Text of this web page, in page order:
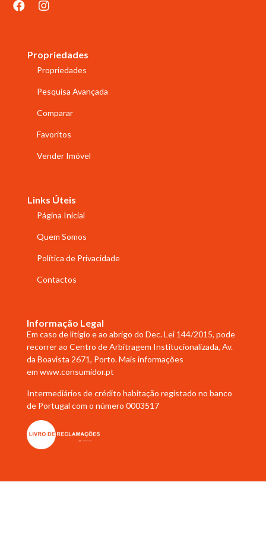
Propriedades
Propriedades
Pesquisa Avançada
Comparar
Favoritos
Vender Imóvel
Links Úteis
Página Inicial
Quem Somos
Política de Privacidade
Contactos
Informação Legal
Em caso de litigio e ao abrigo do Dec. Lei 144/2015, pode
recorrer ao Centro de Arbitragem Institucionalizada, Av.
da Boavista 2671, Porto. Mais informações
emwww.consumidor.pt
Intermediários de crédito habitação registado no banco
de Portugal com o número 0003517